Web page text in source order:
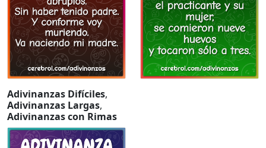
Adivinanzas Difíciles,
Adivinanzas Largas,
Adivinanzas con Rimas